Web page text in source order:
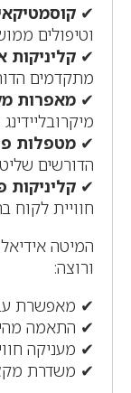
✔
וטיפולים
✔
מתקדמים
✔ מאפרות
✔ מטפלות
הדורשים
✔ קליניקות
חוויית לקוח
המיטה
ורוצה:
✔ מאפשרת
✔ התאמה
✔ מעניקה
✔ משדרת